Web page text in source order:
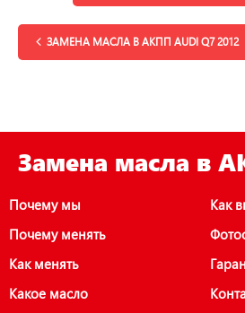
ЗАМЕНА МАСЛА В АКПП AUDI Q7 2012
Замена масла в
Почему мы
Почему менять
Как менять
Какое масло
Как